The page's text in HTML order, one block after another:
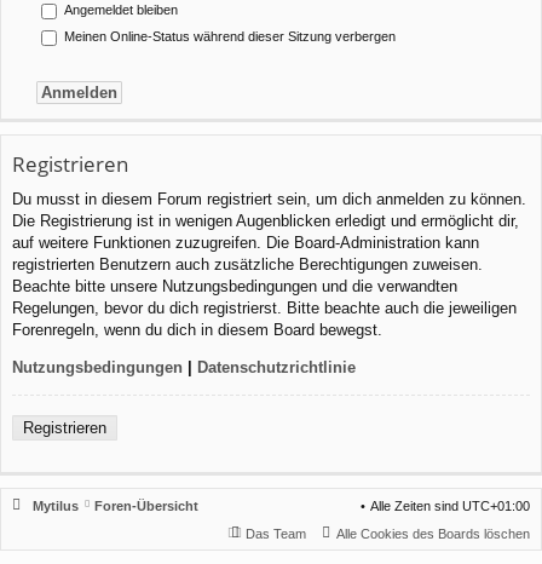
Angemeldet bleiben
Meinen Online-Status während dieser Sitzung verbergen
Registrieren
Du musst in diesem Forum registriert sein, um dich anmelden zu können.
Die Registrierung ist in wenigen Augenblicken erledigt und ermöglicht dir,
auf weitere Funktionen zuzugreifen. Die Board-Administration kann
registrierten Benutzern auch zusätzliche Berechtigungen zuweisen.
Beachte bitte unsere Nutzungsbedingungen und die verwandten
Regelungen, bevor du dich registrierst. Bitte beachte auch die jeweiligen
Forenregeln, wenn du dich in diesem Board bewegst.
Nutzungsbedingungen | Datenschutzrichtlinie
Registrieren
Mytilus Foren-Übersicht Alle Zeiten sind UTC+01:00
Alle Cookies des Boards löschen
Das Team